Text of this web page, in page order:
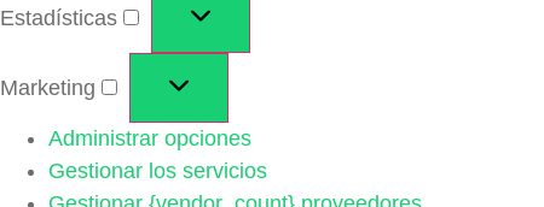
Estadísticas
Marketing
Administrar opciones
Gestionar los servicios